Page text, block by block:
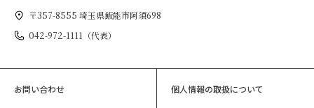
〒357-8555 埼玉県飯能市阿須698
042-972-1111（代表）
お問い合わせ 個人情報の取扱について